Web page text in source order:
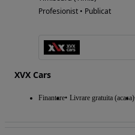
Profesionist • Publicat
XVX Cars
Finantare Livrare gratuita (acasa)